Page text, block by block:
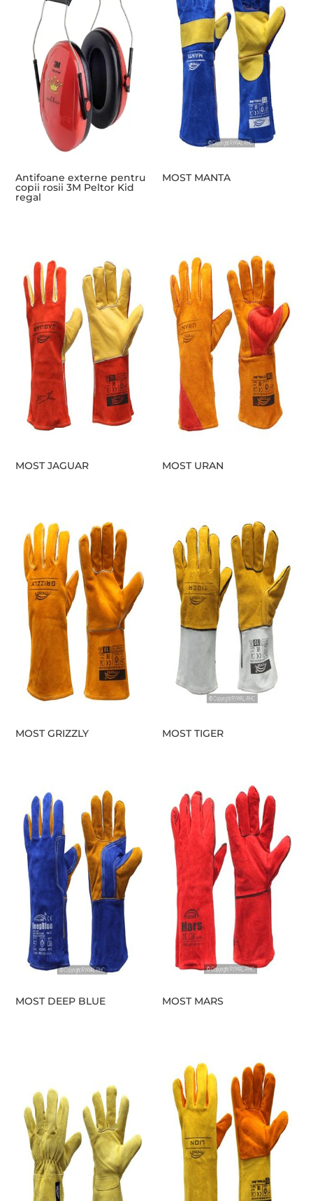
Antifoane externe pentru
copii rosii 3M Peltor Kid
regal
MOST MANTA
MOST JAGUAR MOST URAN
MOST GRIZZLY MOST TIGER
MOST DEEP BLUE MOST MARS